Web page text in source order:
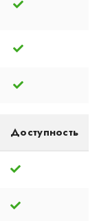
Доступность